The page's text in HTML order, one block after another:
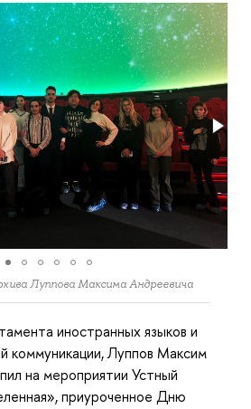
Луппова Максима Андреевича
иностранных языков и
коммуникации, Луппов Максим
на мероприятии Устный
приуроченное Дню